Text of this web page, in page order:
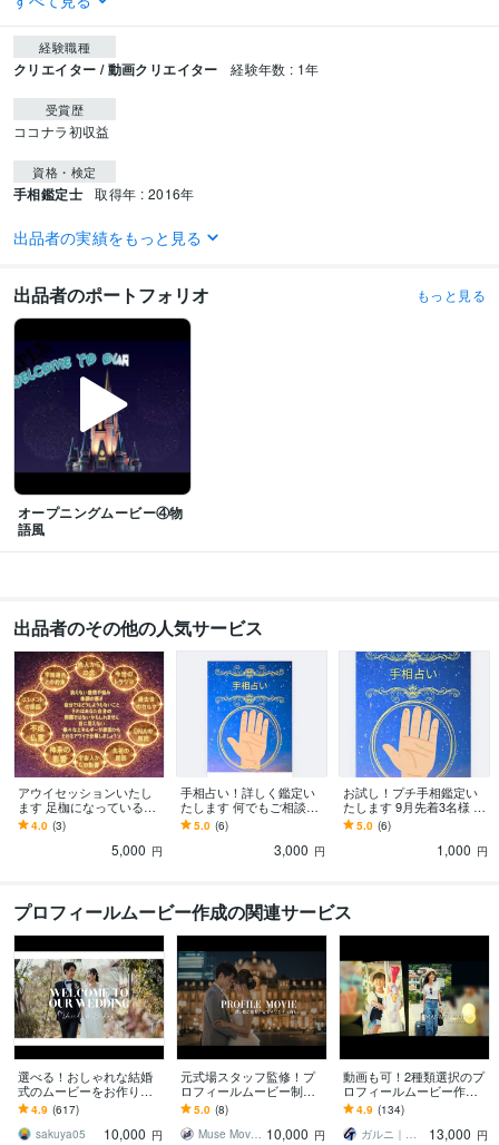
経験職種
クリエイター / 動画クリエイター 経験年数 : 1年
受賞歴
ココナラ初収益
資格・検定
手相鑑定士 取得年 : 2016年
ビジネス・クリエイティブツール
得意分野
占い 手相鑑定 直傅靈氣
出品者の実績をもっと見る
出品者のポートフォリオ もっと見る
オープニングムービー④物
語風
出品者のその他の人気サービス
アウイセッションいたし
ます 足枷になっている原
因を素粒子レベルで分解
します
4.0 (3)
5,000 円
手相占い！詳しく鑑定い
たします 何でもご相談く
ださい！鑑定後の質問もO
K
5.0 (6)
3,000 円
お試し！プチ手相鑑定い
たします 9月先着3名様 30
00円⇒1000円(質問2個）
5.0 (6)
1,000 円
プロフィールムービー作成の関連サービス
選べる！おしゃれな結婚
式のムービーをお作りし
ます ふたりの想いにそっ
と寄り添う、やさしさ溢
れる結婚ムービー。
4.9 (617)
sakuya05
10,000 円
元式場スタッフ監修！プ
ロフィールムービー制作
します 世界にひとつのオ
リジナルBGM／★5「お願
いしてよかった」
5.0 (8)
Muse Movie｜感動ムービー制作 10,000 円
動画も可！2種類選択のプ
ロフィールムービー作り
ます シックデザインとエ
レガントデザインでホテ
ル婚に人気のムービー
4.9 (134)
ガルニ｜ウェディングムービー＆ギフト
13,000 円